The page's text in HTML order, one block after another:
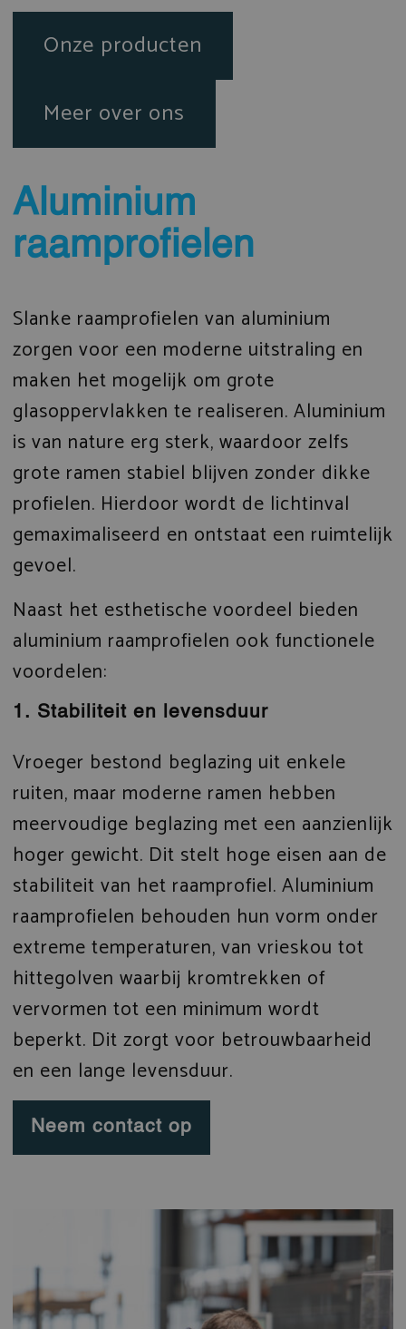
Onze producten
Meer over ons
Aluminium
raamprofielen
Slanke raamprofielen van aluminium
zorgen voor een moderne uitstraling en
maken het mogelijk om grote
glasoppervlakken te realiseren. Aluminium
is van nature erg sterk, waardoor zelfs
grote ramen stabiel blijven zonder dikke
profielen. Hierdoor wordt de lichtinval
gemaximaliseerd en ontstaat een ruimtelijk
gevoel.
Naast het esthetische voordeel bieden
aluminium raamprofielen ook functionele
voordelen:
1. Stabiliteit en levensduur
Vroeger bestond beglazing uit enkele
ruiten, maar moderne ramen hebben
meervoudige beglazing met een aanzienlijk
hoger gewicht. Dit stelt hoge eisen aan de
stabiliteit van het raamprofiel. Aluminium
raamprofielen behouden hun vorm onder
extreme temperaturen, van vrieskou tot
hittegolven waarbij kromtrekken of
vervormen tot een minimum wordt
beperkt. Dit zorgt voor betrouwbaarheid
en een lange levensduur.
Neem contact op